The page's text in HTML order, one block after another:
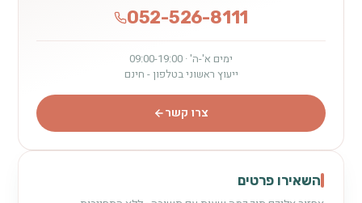
052-526-8111
ימים א'-ה' · 09:00-19:00
ייעוץ ראשוני בטלפון - חינם
צרו קשר
השאירו פרטים